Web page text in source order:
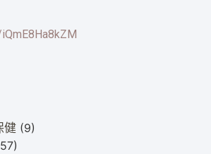
健 (9)